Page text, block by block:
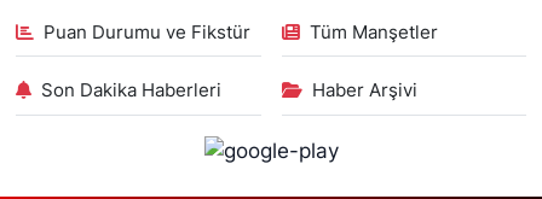
Puan Durumu ve Fikstür Tüm Manşetler
Son Dakika Haberleri Haber Arşivi